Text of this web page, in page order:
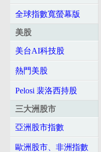
全球指數寬螢幕版
美股
美台AI科技股
熱門美股
Pelosi 裴洛西持股
三大洲股市
亞洲股市指數
歐洲股市、非洲指數